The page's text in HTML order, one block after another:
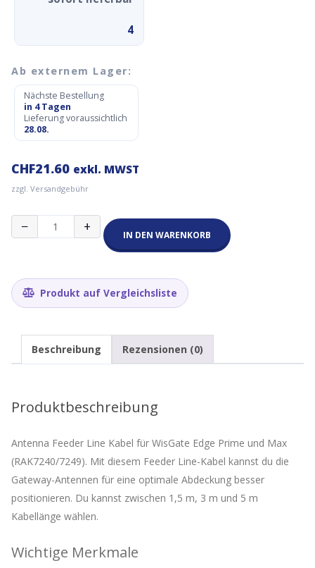
4
Ab externem Lager:
Nächste Bestellung
in 4 Tagen
Lieferung voraussichtlich
28.08.
CHF21.60 exkl. MWST
zzgl. Versandgebühr
−
RAK
Antenna
Menge
+ IN DEN WARENKORB
Produkt auf Vergleichsliste
Beschreibung Rezensionen (0)
Produktbeschreibung
Antenna Feeder Line Kabel für WisGate Edge Prime und Max
(RAK7240/7249). Mit diesem Feeder Line-Kabel kannst du die
Gateway-Antennen für eine optimale Abdeckung besser
positionieren. Du kannst zwischen 1,5 m, 3 m und 5 m
Kabellänge wählen.
Wichtige Merkmale